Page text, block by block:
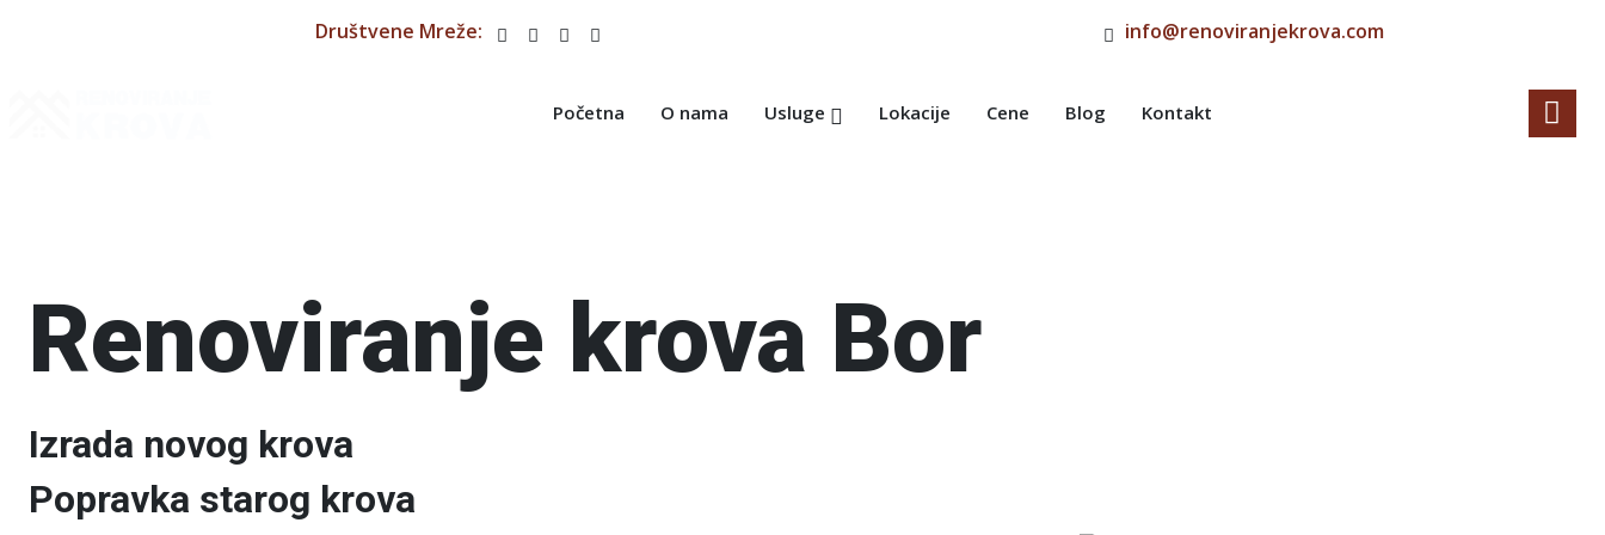
Društvene Mreže: info@renoviranjekrova.com
Početna O nama Usluge Lokacije Cene Blog Kontakt
Renoviranje krova Bor
Izrada novog krova
Popravka starog krova